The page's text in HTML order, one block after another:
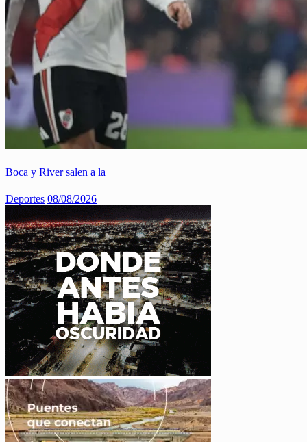
Boca y River salen a la
Deportes 08/08/2026